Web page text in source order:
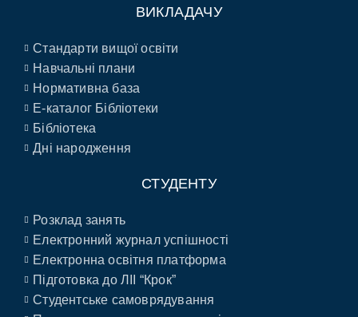
ВИКЛАДАЧУ
Стандарти вищої освіти
Навчальні плани
Нормативна база
E-каталог Бібліотеки
Бібліотека
Дні народження
СТУДЕНТУ
Розклад занять
Електронний журнал успішності
Електронна освітня платформа
Підготовка до ЛІІ “Крок”
Студентське самоврядування